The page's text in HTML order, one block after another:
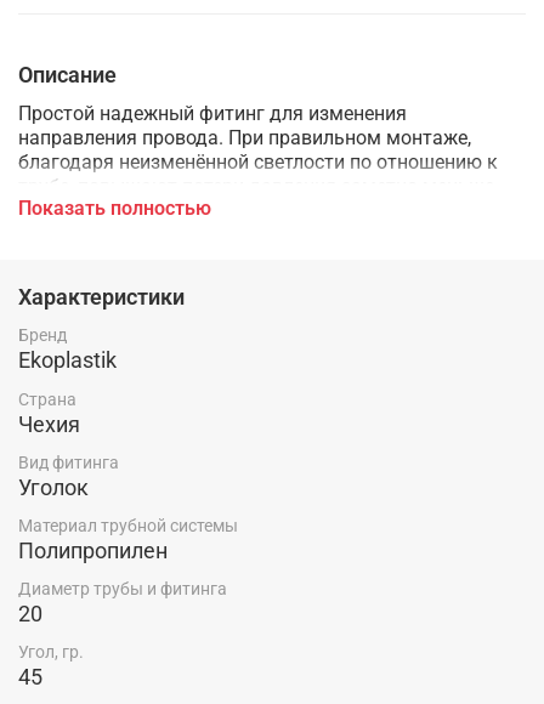
Описание
Простой надежный фитинг для изменения
направления провода. При правильном монтаже,
благодаря неизменённой светлости по отношению к
трубе, повышают потери давления заметно меньше,
чем колена в других системах трубопроводов.
Показать полностью
Характеристики
Бренд
Ekoplastik
Страна
Чехия
Вид фитинга
Уголок
Материал трубной системы
Полипропилен
Диаметр трубы и фитинга
20
Угол, гр.
45